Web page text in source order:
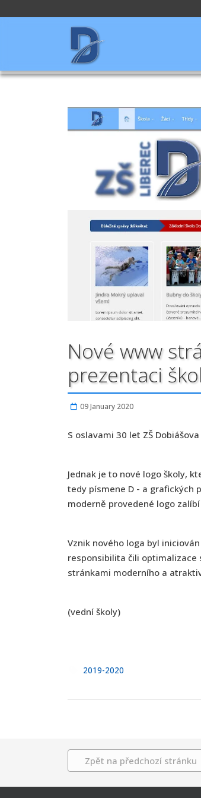
Nové www
prezentaci
09 January 2020
S oslavami 30 let ZŠ
Jednak je to nové logo školy,
tedy písmene D - a grafických
moderně provedené logo
Vznik nového loga byl
responsibilita čili optimalizace
stránkami moderního a
(vední školy)
2019-2020
Zpět na předchozí stránku